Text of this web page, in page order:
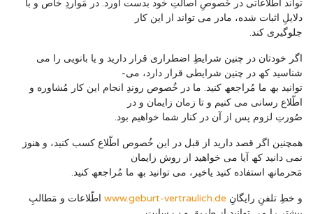
تواند اطّلاعاتی در خُصوصِ اصالتِ خود بدست آورد. در مَواردِ خاص و با
دلایلِ اثبات شده، مادر می تواند از این کار
جلوگیری کند.
اگر خودتان در چنین شرایطِ اضطراری قرار دارید و یا بانویی را می
شناسید کھ در چنین شرایطی قرار دارد، می-
توانید بھ ما مُراجعھ کنید. ما در خُصوص روندِ انجام این کار مُشاوره و
اطّلاع رسانی می کنیم و تا زمان زایمان و در
صُورتِ لزوم پس از آن در کنار شما خواھیم بود.
ھمچنین اگر قصد دارید از قبل در این خُصوص اطّلاع کسب کنید، و ھنوز
نمی دانید کھ آیا می خواھید از روش زایمان
مَحرمانھ استفاده کنید یاخیر، می توانید بھ ما مُراجعھ کنید.
و خطِ تلفنِ رایگانِ www.geburt-vertraulich.de اطّلاعات و مَطالبِ